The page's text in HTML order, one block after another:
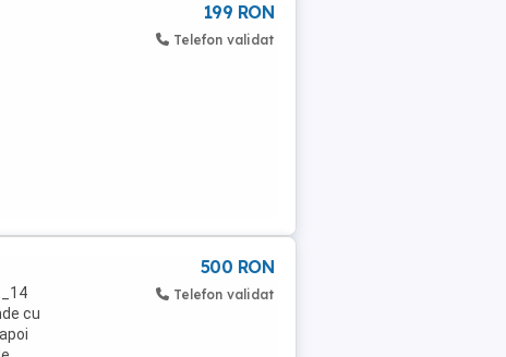
199 RON
Telefon validat
cu
500 RON
Telefon validat